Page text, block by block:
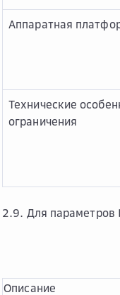
Аппаратная
Технические
ограничения
2.9. Для параметров
Описание